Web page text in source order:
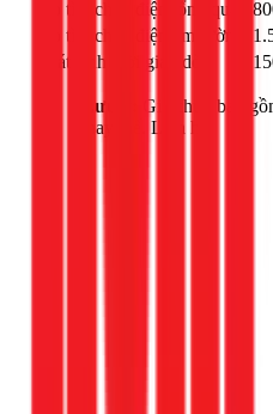
Dò tìm chập điện tổng quan
Dò tìm chập điện âm tường
Phát sinh thời gian dò
Lưu ý:
Giá chưa bao
thay thế. Liên hệ